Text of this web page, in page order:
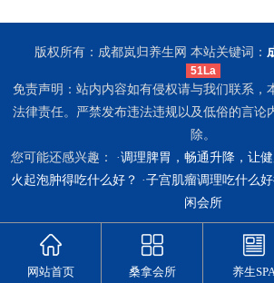
版权所有：成都岚归养生网 本站关键词：
51La
免责声明：站内内容如有侵权请与我们联系，
法律责任。严禁发布违法违规以及低俗的言论
除。
您可能还感兴趣： ·调理脾胃，畅通升降，让健
火起泡肿得吃什么好？ ·子宫肌瘤调理吃什么
闲会所
网站首页 桑拿会所 养生